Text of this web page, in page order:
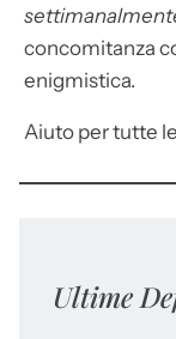
concomitanza
enigmistica.
Aiuto per tutte
Ultime